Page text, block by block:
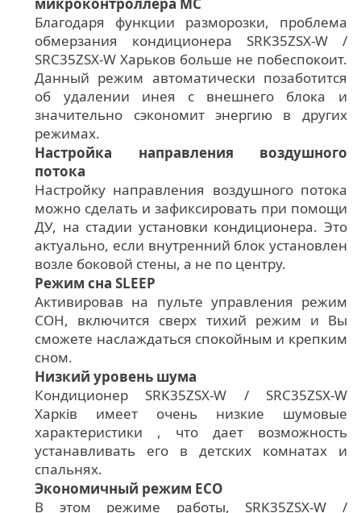
микроконтроллера MC
Благодаря функции разморозки, проблема
обмерзания кондиционера SRK35ZSX-W /
SRC35ZSX-W Харьков больше не побеспокоит.
Данный режим автоматически позаботится
об удалении инея с внешнего блока и
значительно сэкономит энергию в других
режимах.
Настройка направления воздушного
потока
Настройку направления воздушного потока
можно сделать и зафиксировать при помощи
ДУ, на стадии установки кондиционера. Это
актуально, если внутренний блок установлен
возле боковой стены, а не по центру.
Режим сна SLEEP
Активировав на пульте управления режим
СОН, включится сверх тихий режим и Вы
сможете наслаждаться спокойным и крепким
сном.
Низкий уровень шума
Кондиционер SRK35ZSX-W / SRC35ZSX-W
Харків имеет очень низкие шумовые
характеристики , что дает возможность
устанавливать его в детских комнатах и
спальнях.
Экономичный режим ECO
В этом режиме работы, SRK35ZSX-W /